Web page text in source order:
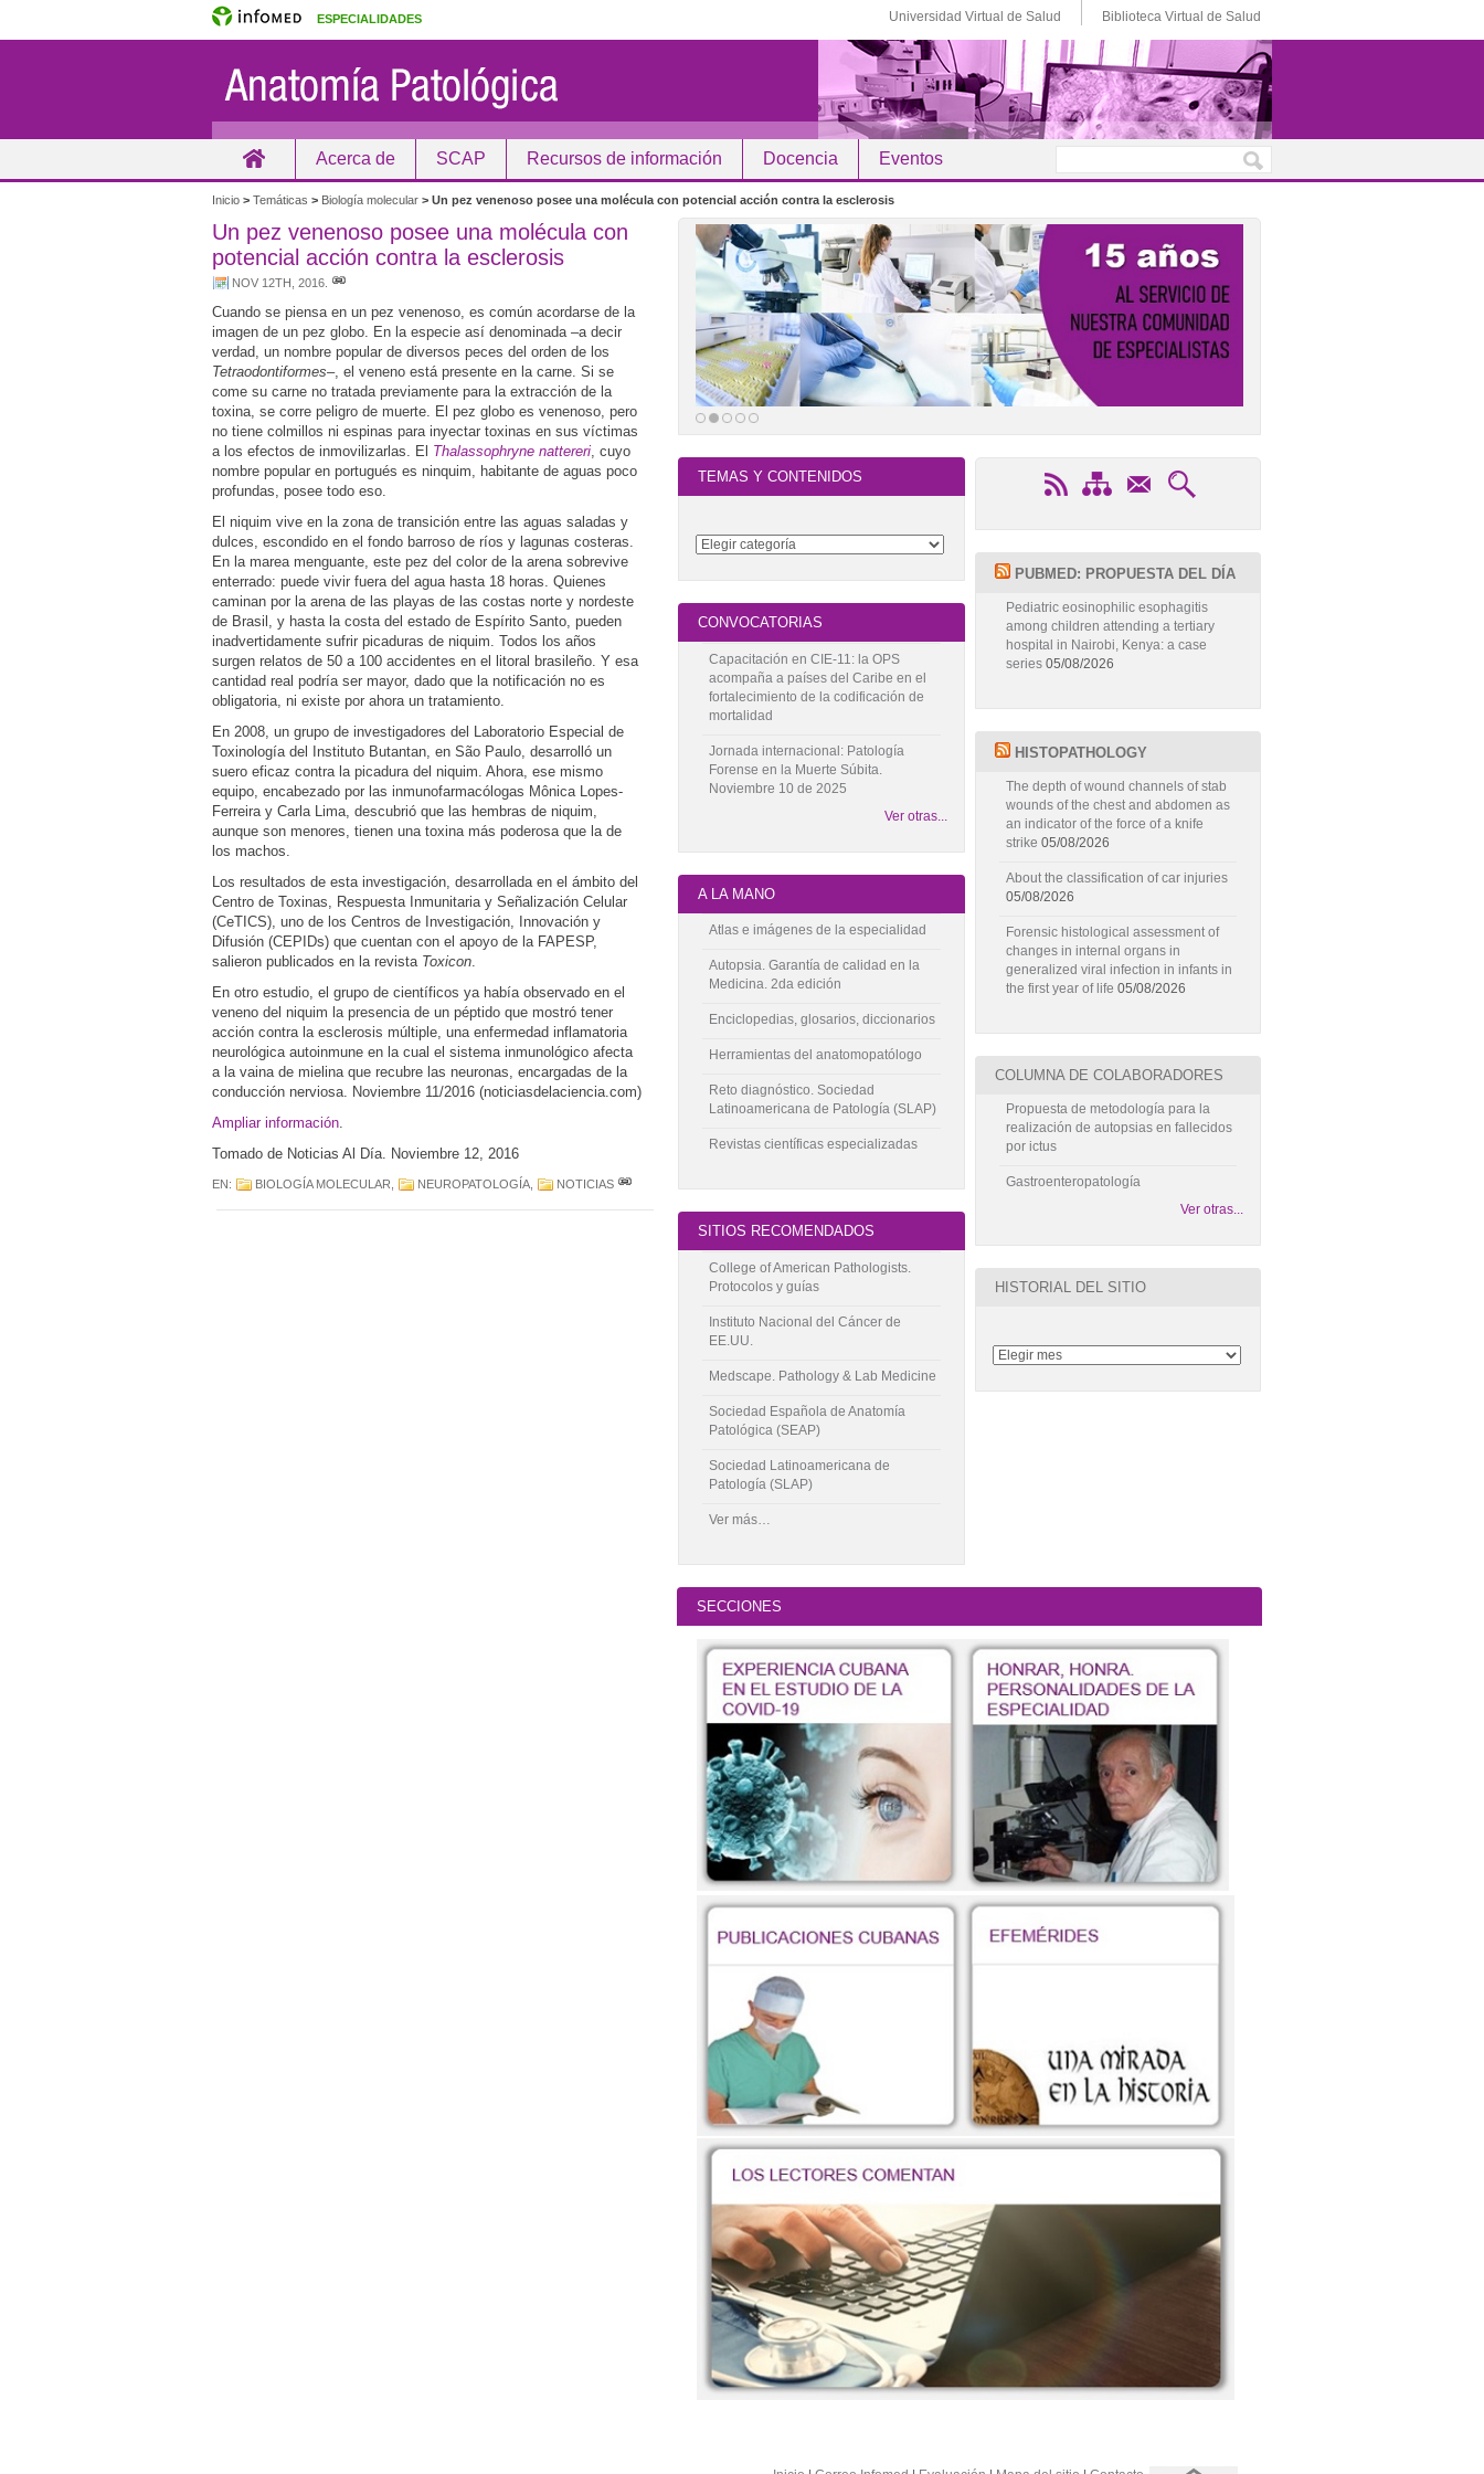
ESPECIALIDADES Universidad Virtual de Salud Biblioteca Virtual de Salud
Acerca de SCAP Recursos de información Docencia Eventos
Inicio > Temáticas > Biología molecular > Un pez venenoso posee una molécula con potencial acción contra la esclerosis
Un pez venenoso posee una molécula con
potencial acción contra la esclerosis
NOV 12TH, 2016
Cuando se piensa en un pez venenoso, es común acordarse de la
imagen de un pez globo. En la especie así denominada –a decir
verdad, un nombre popular de diversos peces del orden de los
Tetraodontiformes–, el veneno está presente en la carne. Si se
come su carne no tratada previamente para la extracción de la
toxina, se corre peligro de muerte. El pez globo es venenoso, pero
no tiene colmillos ni espinas para inyectar toxinas en sus víctimas
a los efectos de inmovilizarlas. El Thalassophryne nattereri, cuyo
nombre popular en portugués es ninquim, habitante de aguas poco
profundas, posee todo eso.
El niquim vive en la zona de transición entre las aguas saladas y
dulces, escondido en el fondo barroso de ríos y lagunas costeras.
En la marea menguante, este pez del color de la arena sobrevive
enterrado: puede vivir fuera del agua hasta 18 horas. Quienes
caminan por la arena de las playas de las costas norte y nordeste
de Brasil, y hasta la costa del estado de Espírito Santo, pueden
inadvertidamente sufrir picaduras de niquim. Todos los años
surgen relatos de 50 a 100 accidentes en el litoral brasileño. Y esa
cantidad real podría ser mayor, dado que la notificación no es
obligatoria, ni existe por ahora un tratamiento.
En 2008, un grupo de investigadores del Laboratorio Especial de
Toxinología del Instituto Butantan, en São Paulo, desarrolló un
suero eficaz contra la picadura del niquim. Ahora, ese mismo
equipo, encabezado por las inmunofarmacólogas Mônica Lopes-
Ferreira y Carla Lima, descubrió que las hembras de niquim,
aunque son menores, tienen una toxina más poderosa que la de
los machos.
Los resultados de esta investigación, desarrollada en el ámbito del
Centro de Toxinas, Respuesta Inmunitaria y Señalización Celular
(CeTICS), uno de los Centros de Investigación, Innovación y
Difusión (CEPIDs) que cuentan con el apoyo de la FAPESP,
salieron publicados en la revista Toxicon.
En otro estudio, el grupo de científicos ya había observado en el
veneno del niquim la presencia de un péptido que mostró tener
acción contra la esclerosis múltiple, una enfermedad inflamatoria
neurológica autoinmune en la cual el sistema inmunológico afecta
a la vaina de mielina que recubre las neuronas, encargadas de la
conducción nerviosa. Noviembre 11/2016 (noticiasdelaciencia.com)
Ampliar información.
Tomado de Noticias Al Día. Noviembre 12, 2016
EN: BIOLOGÍA MOLECULAR NEUROPATOLOGÍA NOTICIAS
TEMAS Y CONTENIDOS
CONVOCATORIAS
Capacitación en CIE-11: la OPS
acompaña a países del Caribe en el
fortalecimiento de la codificación de
mortalidad
Jornada internacional: Patología
Forense en la Muerte Súbita.
Noviembre 10 de 2025
Ver otras...
A LA MANO
Atlas e imágenes de la especialidad
Autopsia. Garantía de calidad en la
Medicina. 2da edición
Enciclopedias, glosarios, diccionarios
Herramientas del anatomopatólogo
Reto diagnóstico. Sociedad
Latinoamericana de Patología (SLAP)
Revistas científicas especializadas
SITIOS RECOMENDADOS
College of American Pathologists.
Protocolos y guías
Instituto Nacional del Cáncer de
EE.UU.
Medscape. Pathology & Lab Medicine
Sociedad Española de Anatomía
Patológica (SEAP)
Sociedad Latinoamericana de
Patología (SLAP)
Ver más…
PUBMED: PROPUESTA DEL DÍA
Pediatric eosinophilic esophagitis
among children attending a tertiary
hospital in Nairobi, Kenya: a case
series 05/08/2026
HISTOPATHOLOGY
The depth of wound channels of stab
wounds of the chest and abdomen as
an indicator of the force of a knife
strike 05/08/2026
About the classification of car injuries
05/08/2026
Forensic histological assessment of
changes in internal organs in
generalized viral infection in infants in
the first year of life 05/08/2026
COLUMNA DE COLABORADORES
Propuesta de metodología para la
realización de autopsias en fallecidos
por ictus
Gastroenteropatología
Ver otras...
HISTORIAL DEL SITIO
SECCIONES